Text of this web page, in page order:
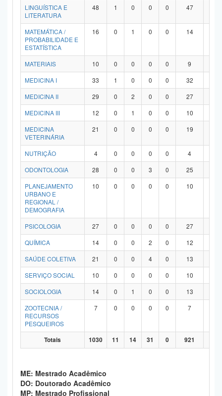
LINGUÍSTICA E
LITERATURA
48 1 0 0 0 47
MATEMÁTICA /
PROBABILIDADE E
ESTATÍSTICA
16 0 1 0 0 14
MATERIAIS 10 0 0 0 0 9
MEDICINA I
33 1 0 0 0 32
MEDICINA II
29 0 2 0 0 27
MEDICINA III
12 0 1 0 0 10
MEDICINA
VETERINÁRIA
21 0 0 0 0 19
NUTRIÇÃO 4 0 0 0 0 4
ODONTOLOGIA
28 0 0 3 0 25
PLANEJAMENTO
URBANO E
REGIONAL /
DEMOGRAFIA
10 0 0 0 0 10
PSICOLOGIA 27 0 0 0 0 27
QUÍMICA
14 0 0 2 0 12
SAÚDE COLETIVA
21 0 0 4 0 13
SERVIÇO SOCIAL
10 0 0 0 0 10
SOCIOLOGIA
14 0 1 0 0 13
ZOOTECNIA /
RECURSOS
PESQUEIROS
7 0 0 0 0 7
Totais 1030 11 14 31 0 921
ME: Mestrado Acadêmico
DO: Doutorado Acadêmico
MP: Mestrado Profissional